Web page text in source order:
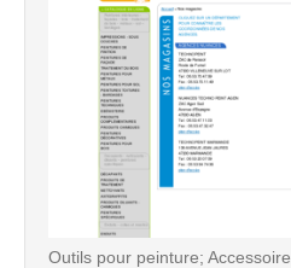
Outils pour peinture;